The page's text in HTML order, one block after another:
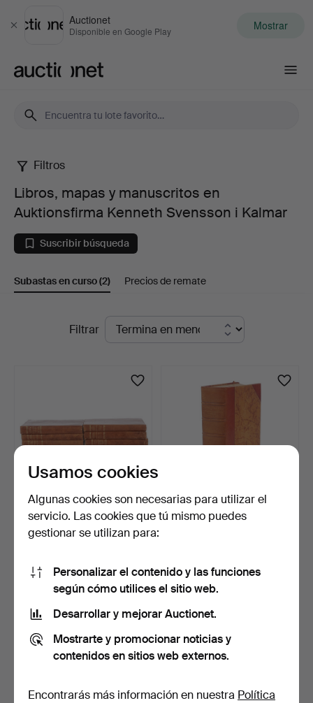
Cerrar
Auctionet
Disponible en Google Play Mostrar
Libros,
mapas
manuscritos
Auktionsfirma
Kalmar
Filtros
Libros, mapas y manuscritos en
Auktionsfirma Kenneth Svensson i Kalmar
Suscribir búsqueda
Subastas en curso(2) Precios de remate
SubastasFiltrar
SELMA LAGERLÖF. 12
libros, encuadernación …
64 USD
GULD OCH
53 USD
Suscribir búsqueda
También puedes buscar ennuestro archivo de
subastas concluidas.
Usamos cookies
Algunas cookies son necesarias para utilizar el
servicio. Las cookies que tú mismo puedes
gestionar se utilizan para:
Personalizar el contenido y las funciones
según cómo utilices el sitio web.
Desarrollar y mejorar Auctionet.
Mostrarte y promocionar noticias y
contenidos en sitios web externos.
Encontrarás más información en nuestra Política